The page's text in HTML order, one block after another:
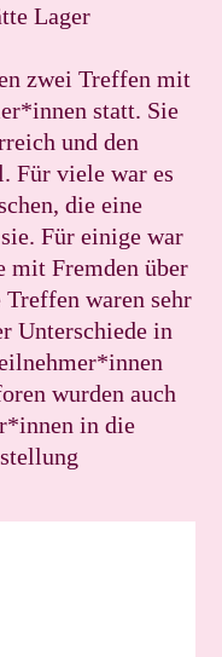
Lager
zwei Treffen mit
statt. Sie
und den
Für viele war es
die eine
Für einige war
mit Fremden über
waren sehr
Unterschiede in
wurden auch
in die